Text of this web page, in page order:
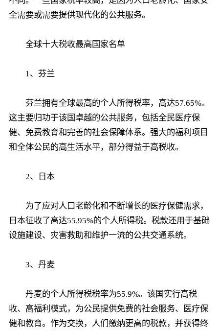
全需要或需要提供现代化的公共服务。
全球十大税收最高国家名单
1、芬兰
芬兰拥有全球最高的个人所得税率，高达57.65%。
这主要归功于该国卓越的公共服务，包括全民医疗保
健、免费教育和完善的社会保障体系。强大的福利项目
和全体公民的高生活水平，部分得益于高税收。
2、日本
为了应对人口老龄化和不断增长的医疗保健需求，
日本征收了高达55.95%的个人所得税。税款还用于基础
设施建设、灾害救助和维护一流的公共交通系统。
3、丹麦
丹麦的个人所得税税率为55.9%。该国实行高税
收、高福利模式，为公民提供免费的社会服务、医疗保
健和教育。作为交换，人们缴纳更高的税款，并获得终